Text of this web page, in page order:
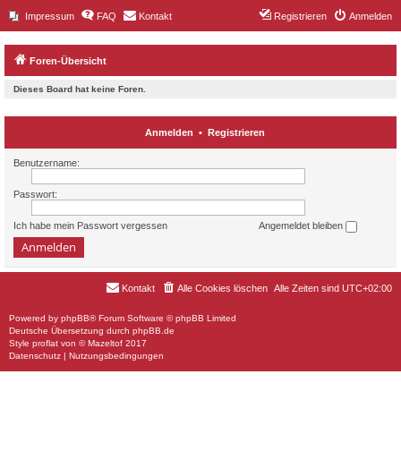
Impressum FAQ Kontakt Anmelden
Registrieren
Foren-Übersicht
Dieses Board hat keine Foren.
Anmelden • Registrieren
Benutzername:
Passwort:
Ich habe mein Passwort vergessen Angemeldet bleiben
Alle Zeiten sind UTC+02:00
Alle Cookies löschen
Kontakt
Powered by phpBB® Forum Software © phpBB Limited
Deutsche Übersetzung durch phpBB.de
Style proflat von ©Mazeltof 2017
Datenschutz | Nutzungsbedingungen